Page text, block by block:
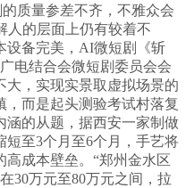
质量参差不齐，不雅众会
人的层面上仍有较着不
设备完美，AI微短剧《斩
电结合会微短剧委员会会
大，实现实景取虚拟场景的
，而是起头测验考试村落复
涵的从题，据西安一家制做
至3个月至6个月，手艺将
成本壁垒。“郑州金水区
30万元至80万元之间，拉